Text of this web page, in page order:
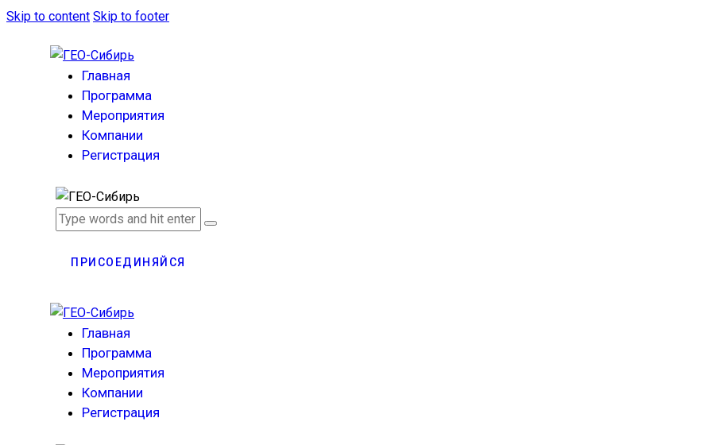
Skip to content Skip to footer
Главная
Программа
Мероприятия
Компании
Регистрация
ПРИСОЕДИНЯЙСЯ
Главная
Программа
Мероприятия
Компании
Регистрация